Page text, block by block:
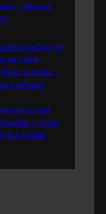
– Número
ofensiva final, El
de Keiko
al poder –
[ePub &
historia del
pueblo – Víctor
& Kindle]